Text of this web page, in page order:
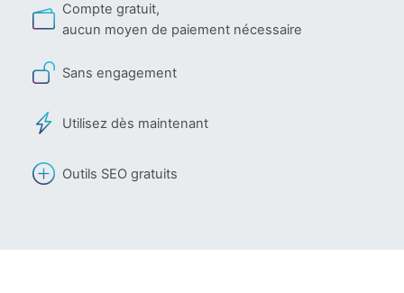
Compte gratuit,
aucun moyen de paiement nécessaire
Sans engagement
Utilisez dès maintenant
Outils SEO gratuits